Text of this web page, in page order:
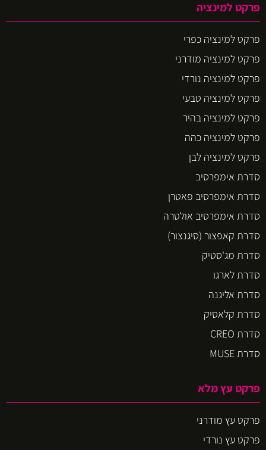
פרקט למינציה
פרקט למינציה כפרי
פרקט למינציה מודרני
פרקט למינציה נורדי
פרקט למינציה טבעי
פרקט למינציה בהיר
פרקט למינציה כהה
פרקט למינציה לבן
סדרת אימפרסיב
סדרת אימפרסיב פאטרן
סדרת אימפרסיב אולטרה
סדרת קאפצור (סיגנצור)
סדרת מג'סטיק
סדרת לארגו
סדרת אליגנה
סדרת קלאסיק
סדרת CREO
סדרת MUSE
פרקט עץ מלא
פרקט עץ מודרני
פרקט עץ נורדי